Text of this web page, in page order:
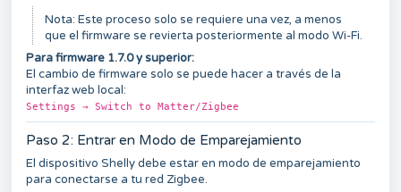
Nota: Este proceso solo se requiere una vez, a menos
que el firmware se revierta posteriormente al modo Wi-Fi.
Para firmware 1.7.0 y superior:
El cambio de firmware solo se puede hacer a través de la
interfaz web local:
Settings → Switch to Matter/Zigbee
Paso 2: Entrar en Modo de Emparejamiento
El dispositivo Shelly debe estar en modo de emparejamiento
para conectarse a tu red Zigbee.